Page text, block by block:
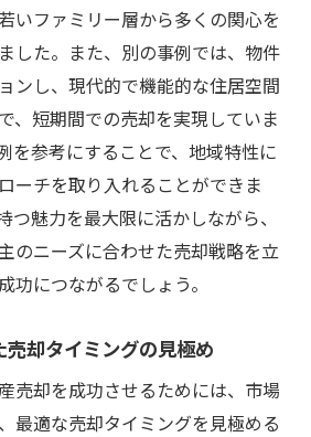
いファミリー層から多くの関心を
した。また、別の事例では、物件
ンし、現代的で機能的な住居空間
、短期間での売却を実現していま
を参考にすることで、地域特性に
ーチを取り入れることができま
つ魅力を最大限に活かしながら、
のニーズに合わせた売却戦略を立
功につながるでしょう。
却タイミングの見極め
売却を成功させるためには、市場
最適な売却タイミングを見極める